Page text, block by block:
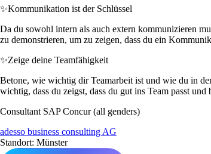
✨Kommunikation ist der Schlüssel
Da du sowohl intern als auch extern kommunizieren
zu demonstrieren, um zu zeigen, dass du ein
✨Zeige deine Teamfähigkeit
Betone, wie wichtig dir Teamarbeit ist und wie du in
wichtig, dass du zeigst, dass du gut ins Team passt
Consultant SAP Concur (all genders)
adesso business consulting AG
Standort: Münster